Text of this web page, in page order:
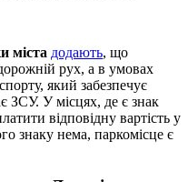
міста додають, що
рух, а в умовах
який забезпечує
ЗСУ. У місцях, де є знак
відповідну вартість у
знаку нема, паркомісце є